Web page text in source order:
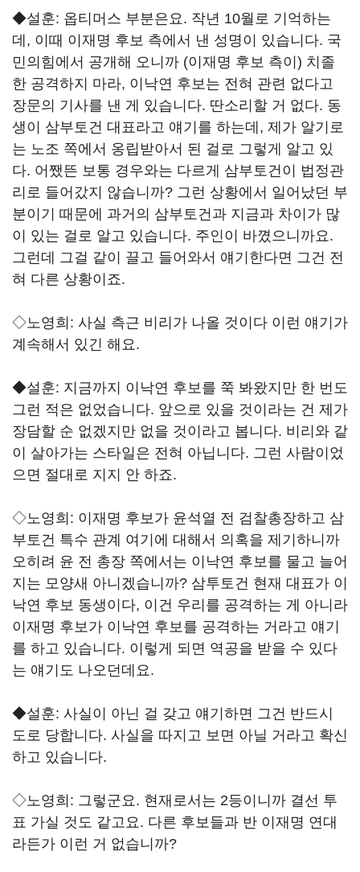
◆설훈: 옵티머스 부분은요. 작년 10월로 기억하는
데, 이때 이재명 후보 측에서 낸 성명이 있습니다. 국
민의힘에서 공개해 오니까 (이재명 후보 측이) 치졸
한 공격하지 마라, 이낙연 후보는 전혀 관련 없다고
장문의 기사를 낸 게 있습니다. 딴소리할 거 없다. 동
생이 삼부토건 대표라고 얘기를 하는데, 제가 알기로
는 노조 쪽에서 옹립받아서 된 걸로 그렇게 알고 있
다. 어쨌뜬 보통 경우와는 다르게 삼부토건이 법정관
리로 들어갔지 않습니까? 그런 상황에서 일어났던 부
분이기 때문에 과거의 삼부토건과 지금과 차이가 많
이 있는 걸로 알고 있습니다. 주인이 바꼈으니까요.
그런데 그걸 같이 끌고 들어와서 얘기한다면 그건 전
혀 다른 상황이죠.
◇노영희: 사실 측근 비리가 나올 것이다 이런 얘기가
계속해서 있긴 해요.
◆설훈: 지금까지 이낙연 후보를 쭉 봐왔지만 한 번도
그런 적은 없었습니다. 앞으로 있을 것이라는 건 제가
장담할 순 없겠지만 없을 것이라고 봅니다. 비리와 같
이 살아가는 스타일은 전혀 아닙니다. 그런 사람이었
으면 절대로 지지 안 하죠.
◇노영희: 이재명 후보가 윤석열 전 검찰총장하고 삼
부토건 특수 관계 여기에 대해서 의혹을 제기하니까
오히려 윤 전 총장 쪽에서는 이낙연 후보를 물고 늘어
지는 모양새 아니겠습니까? 삼투토건 현재 대표가 이
낙연 후보 동생이다, 이건 우리를 공격하는 게 아니라
이재명 후보가 이낙연 후보를 공격하는 거라고 얘기
를 하고 있습니다. 이렇게 되면 역공을 받을 수 있다
는 얘기도 나오던데요.
◆설훈: 사실이 아닌 걸 갖고 얘기하면 그건 반드시
도로 당합니다. 사실을 따지고 보면 아닐 거라고 확신
하고 있습니다.
◇노영희: 그렇군요. 현재로서는 2등이니까 결선 투
표 가실 것도 같고요. 다른 후보들과 반 이재명 연대
라든가 이런 거 없습니까?